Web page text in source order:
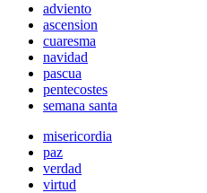
adviento
ascension
cuaresma
navidad
pascua
pentecostes
semana santa
misericordia
paz
verdad
virtud